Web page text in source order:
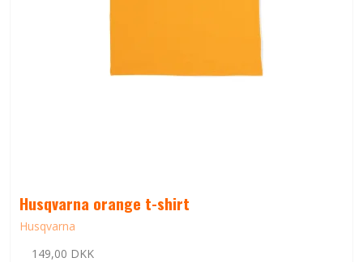
Husqvarna orange t-shirt
Husqvarna
149,00 DKK